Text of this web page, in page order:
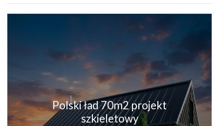
Polski ład 70m2 projekt
szkieletowy